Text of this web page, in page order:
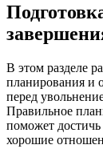
В этом разделе
планирования и
перед
Правильное
поможет достичь
хорошие